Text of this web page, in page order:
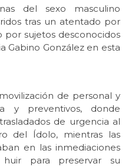
del sexo masculino
tras un atentado por
sujetos desconocidos
Gabino González en esta
de personal y
y preventivos, donde
de urgencia al
del Ídolo, mientras las
en las inmediaciones
para preservar su